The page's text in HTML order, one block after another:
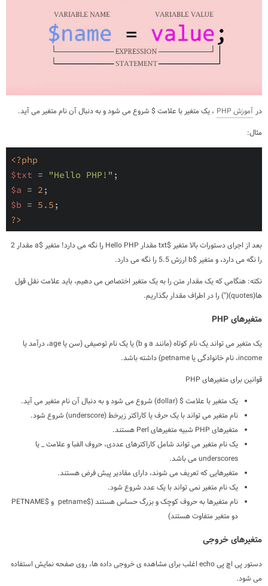
در آموزش PHP
، یک متغیر با علامت $ شروع می شود و به دنبال آن نام متغیر می آید.
مثال:
<?php
$txt = "Hello PHP!"
$a = 2
$b = 5.5
?>
بعد از اجرای دستورات بالا متغیر $txt مقدار Hello PHP را نگه می دارد! متغیر $a مقدار 2
را نگه می دارد، و متغیر $b ارزش 5.5 را نگه می دارد.
نکته: هنگامی که یک مقدار متن را به یک متغیر اختصاص می دهیم، باید علامت نقل قول
ها(quotes)(") را در اطراف مقدار بگذاریم.
متغیرهای PHP
یک متغیر می تواند یک نام کوتاه (مانند a و b) یا یک نام توصیفی (سن یا age، درآمد یا
income، نام خانوادگی یا petname) داشته باشد.
قوانین برای متغیرهای PHP
یک متغیر با علامت $ (dollar) شروع می شود و به دنبال آن نام متغیر می آید.
نام متغیر می تواند با یک حرف یا کاراکتر زیرخط (underscore) شروع شود.
متغیرهای PHP شبیه متغیرهای Perl هستند.
یک نام متغیر می تواند شامل کاراکترهای عددی، حروف الفبا و علامت _ یا
underscores می باشد.
متغیرهایی که تعریف می شوند، دارای مقادیر پیش فرض هستند.
یک نام متغیر نمی تواند با یک عدد شروع شود.
نام متغیرها به حروف کوچک و بزرگ حساس هستند ($petname و $PETNAME
دو متغیر متفاوت هستند)
متغیرهای خروجی
دستور پی اچ پی echo اغلب برای مشاهده ی خروجی داده ها، روی صفحه نمایش استفاده
می شود.